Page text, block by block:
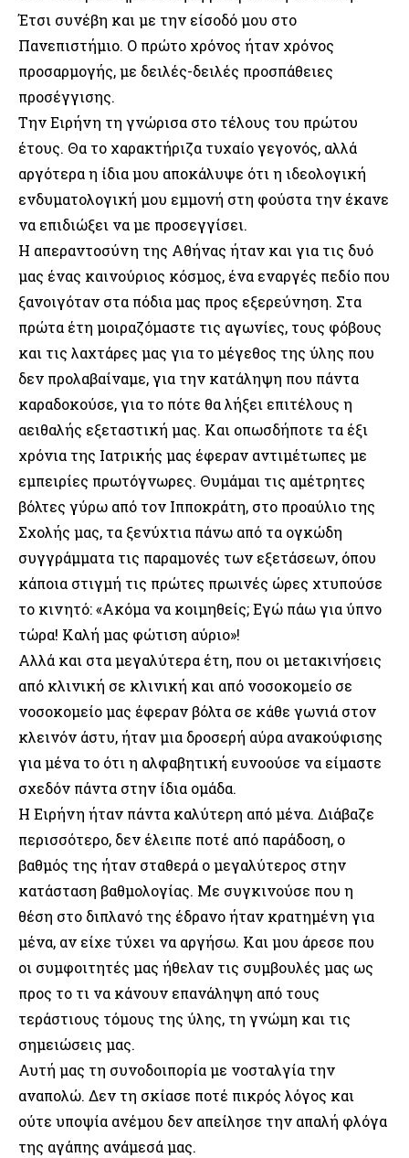
Έτσι συνέβη και με την είσοδό μου στο
Πανεπιστήμιο. Ο πρώτο χρόνος ήταν χρόνος
προσαρμογής, με δειλές-δειλές προσπάθειες
προσέγγισης.
Την Ειρήνη τη γνώρισα στο τέλους του πρώτου
έτους. Θα το χαρακτήριζα τυχαίο γεγονός, αλλά
αργότερα η ίδια μου αποκάλυψε ότι η ιδεολογική
ενδυματολογική μου εμμονή στη φούστα την έκανε
να επιδιώξει να με προσεγγίσει.
Η απεραντοσύνη της Αθήνας ήταν και για τις δυό
μας ένας καινούριος κόσμος, ένα εναργές πεδίο που
ξανοιγόταν στα πόδια μας προς εξερεύνηση. Στα
πρώτα έτη μοιραζόμαστε τις αγωνίες, τους φόβους
και τις λαχτάρες μας για το μέγεθος της ύλης που
δεν προλαβαίναμε, για την κατάληψη που πάντα
καραδοκούσε, για το πότε θα λήξει επιτέλους η
αειθαλής εξεταστική μας. Και οπωσδήποτε τα έξι
χρόνια της Ιατρικής μας έφεραν αντιμέτωπες με
εμπειρίες πρωτόγνωρες. Θυμάμαι τις αμέτρητες
βόλτες γύρω από τον Ιπποκράτη, στο προαύλιο της
Σχολής μας, τα ξενύχτια πάνω από τα ογκώδη
συγγράμματα τις παραμονές των εξετάσεων, όπου
κάποια στιγμή τις πρώτες πρωινές ώρες χτυπούσε
το κινητό: «Ακόμα να κοιμηθείς; Εγώ πάω για ύπνο
τώρα! Καλή μας φώτιση αύριο»!
Αλλά και στα μεγαλύτερα έτη, που οι μετακινήσεις
από κλινική σε κλινική και από νοσοκομείο σε
νοσοκομείο μας έφεραν βόλτα σε κάθε γωνιά στον
κλεινόν άστυ, ήταν μια δροσερή αύρα ανακούφισης
για μένα το ότι η αλφαβητική ευνοούσε να είμαστε
σχεδόν πάντα στην ίδια ομάδα.
Η Ειρήνη ήταν πάντα καλύτερη από μένα. Διάβαζε
περισσότερο, δεν έλειπε ποτέ από παράδοση, ο
βαθμός της ήταν σταθερά ο μεγαλύτερος στην
κατάσταση βαθμολογίας. Με συγκινούσε που η
θέση στο διπλανό της έδρανο ήταν κρατημένη για
μένα, αν είχε τύχει να αργήσω. Και μου άρεσε που
οι συμφοιτητές μας ήθελαν τις συμβουλές μας ως
προς το τι να κάνουν επανάληψη από τους
τεράστιους τόμους της ύλης, τη γνώμη και τις
σημειώσεις μας.
Αυτή μας τη συνοδοιπορία με νοσταλγία την
αναπολώ. Δεν τη σκίασε ποτέ πικρός λόγος και
ούτε υποψία ανέμου δεν απείλησε την απαλή φλόγα
της αγάπης ανάμεσά μας.